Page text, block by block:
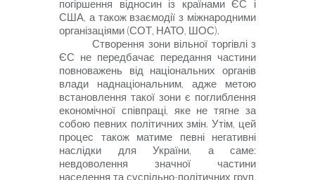
погіршення відносин із країнами ЄС і
США, а також взаємодії з міжнародними
організаціями (СОТ, НАТО, ШОС).
Створення зони вільної торгівлі з
ЄС не передбачає передання частини
повноважень від національних органів
влади наднаціональним, адже метою
встановлення такої зони є поглиблення
економічної співпраці, яке не тягне за
собою певних політичних змін. Утім, цей
процес також матиме певні негативні
наслідки для України, а саме:
невдоволення значної частини
населення та суспільно-політичних груп,